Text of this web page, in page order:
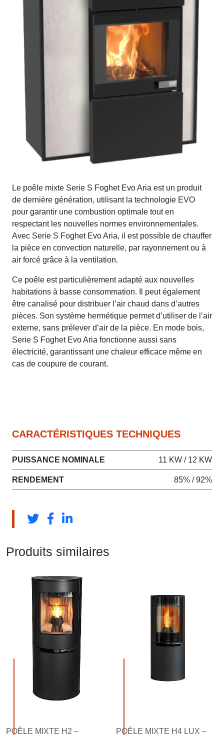
Le poêle mixte Serie S Foghet Evo Aria est un produit
de dernière génération, utilisant la technologie EVO
pour garantir une combustion optimale tout en
respectant les nouvelles normes environnementales.
Avec Serie S Foghet Evo Aria, il est possible de chauffer
la pièce en convection naturelle, par rayonnement ou à
air forcé grâce à la ventilation.
Ce poêle est particulièrement adapté aux nouvelles
habitations à basse consommation. Il peut également
être canalisé pour distribuer l’air chaud dans d’autres
pièces. Son système hermétique permet d’utiliser de l’air
externe, sans prélever d’air de la pièce. En mode bois,
Serie S Foghet Evo Aria fonctionne aussi sans
électricité, garantissant une chaleur efficace même en
cas de coupure de courant.
CARACTÉRISTIQUES TECHNIQUES
PUISSANCE NOMINALE 11 KW / 12 KW
RENDEMENT 85% / 92%
Produits similaires
POÊLE MIXTE H2 – POÊLE MIXTE H4 LUX –